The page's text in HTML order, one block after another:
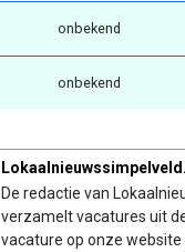
onbekend
onbekend
De redactie van
verzamelt vacatures uit
vacature op onze website